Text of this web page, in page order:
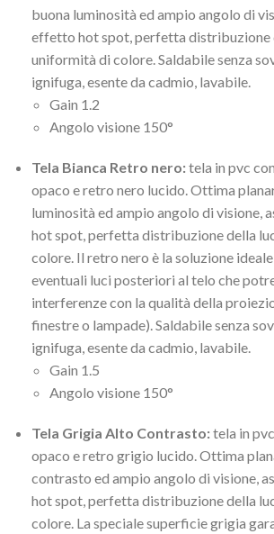
buona luminosità ed ampio angolo di
effetto hot spot, perfetta distribuzione
uniformità di colore. Saldabile senza
ignifuga, esente da cadmio, lavabile.
Gain 1.2
Angolo visione 150°
Tela Bianca Retro nero:tela in pvc
opaco e retro nero lucido. Ottima
luminosità ed ampio angolo di visione,
hot spot, perfetta distribuzione della
colore. Il retro nero è la soluzione
eventuali luci posteriori al telo che
interferenze con la qualità della
finestre o lampade). Saldabile senza
ignifuga, esente da cadmio, lavabile.
Gain 1.5
Angolo visione 150°
Tela Grigia Alto Contrasto:tela in
opaco e retro grigio lucido. Ottima
contrasto ed ampio angolo di visione,
hot spot, perfetta distribuzione della
colore. La speciale superficie grigia